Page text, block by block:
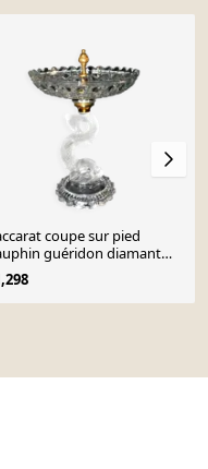
coupe sur pied
guéridon diamant
en cristal signé